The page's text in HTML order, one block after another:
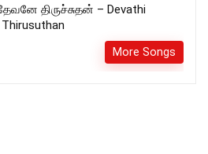
திருச்சுதன் – Devathi
Thirusuthan
More Songs